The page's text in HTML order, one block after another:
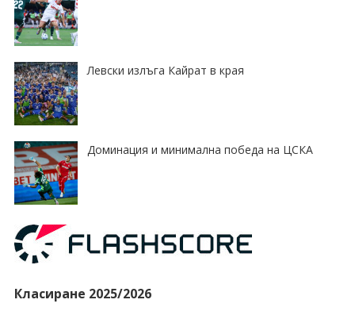
Левски излъга Кайрат в края
Доминация и минимална победа на ЦСКА
Класиране 2025/2026